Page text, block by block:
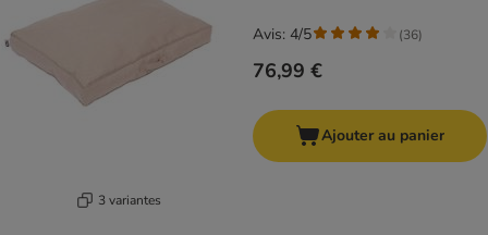
3 variantes
76,99 €
Avis: 4/5 (36)
Ajouter au panier